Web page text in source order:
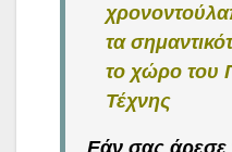
τα
το χώρο του
Τέχνης
Εάν σας άρεσε